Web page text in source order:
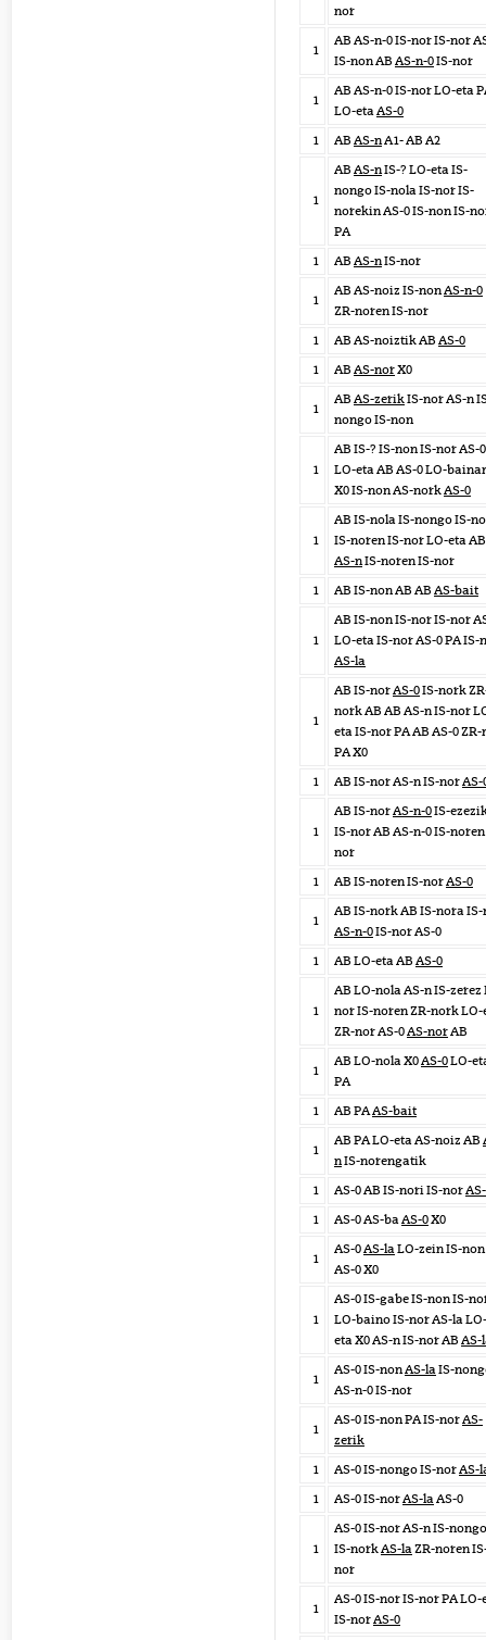
nor
1
AB AS-n-0 IS-nor IS-nor
IS-non AB AS-n-0IS-nor
1
AB AS-n-0 IS-nor LO-eta
LO-etaAS-0
1
AB AS-nA1- AB A2
1
AB AS-nIS-? LO-eta IS-
nongo IS-nola IS-nor IS-
norekin AS-0 IS-non IS-
PA
1
AB AS-nIS-nor
1
AB AS-noiz IS-nonAS-n-0
ZR-noren IS-nor
1
AB AS-noiztik AB AS-0
1
AB AS-norX0
1
AB AS-zerikIS-nor AS-n
nongo IS-non
1
AB IS-? IS-non IS-nor AS-0
LO-eta AB AS-0 LO-
X0 IS-non AS-norkAS-0
1
AB IS-nola IS-nongo IS-
IS-noren IS-nor LO-eta AB
AS-nIS-noren IS-nor
1
AB IS-non AB AB AS-bait
1
AB IS-non IS-nor IS-nor
LO-eta IS-nor AS-0 PA IS-
AS-la
1
AB IS-norAS-0IS-nork
nork AB AB AS-n IS-nor
eta IS-nor PA AB AS-0
PA X0
1
AB IS-nor AS-n IS-norAS-
1
AB IS-norAS-n-0IS-
IS-nor AB AS-n-0 IS-
nor
1
AB IS-noren IS-norAS-0
1
AB IS-nork AB IS-nora
AS-n-0IS-nor AS-0
1
AB LO-eta AB AS-0
1
AB LO-nola AS-n IS-zerez
nor IS-noren ZR-nork LO-
ZR-nor AS-0AS-norAB
1
AB LO-nola X0AS-0LO-
PA
1
AB PAAS-bait
1
AB PA LO-eta AS-noiz AB
nIS-norengatik
1
AS-0 AB IS-nori IS-nor
1
AS-0 AS-baAS-0X0
1
AS-0AS-laLO-zein IS-non
AS-0 X0
1
AS-0 IS-gabe IS-non IS-
LO-baino IS-nor AS-la LO-
eta X0 AS-n IS-nor AB AS-
1
AS-0 IS-nonAS-laIS-
AS-n-0 IS-nor
1
AS-0 IS-non PA IS-norAS-
zerik
1
AS-0 IS-nongo IS-norAS-
1
AS-0 IS-norAS-laAS-0
1
AS-0 IS-nor AS-n IS-nongo
IS-norkAS-laZR-noren
nor
1
AS-0 IS-nor IS-nor PA LO-
IS-norAS-0